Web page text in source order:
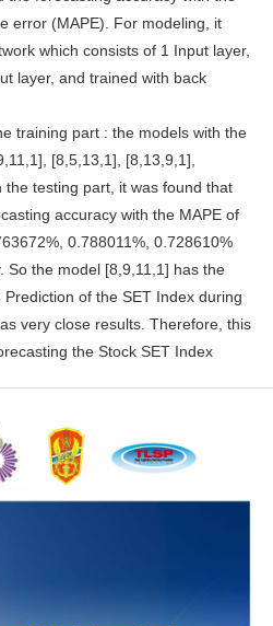
error (MAPE). For modeling, it
which consists of 1 Input layer,
layer, and trained with back
training part : the models with the
[8,5,13,1], [8,13,9,1],
testing part, it was found that
accuracy with the MAPE of
0.788011%, 0.728610%
So the model [8,9,11,1] has the
of the SET Index during
very close results. Therefore, this
the Stock SET Index